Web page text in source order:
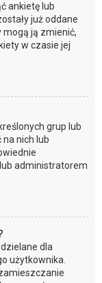
ankietę lub
już oddane
mogą ją zmienić,
w czasie jej
grup lub
nich lub
administratorem
dla
użytkownika.